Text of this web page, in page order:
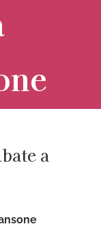
a